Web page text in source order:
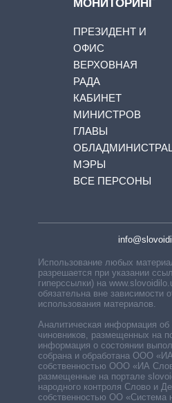
МОНИТОРИНГ
ПРЕЗИДЕНТ И
ОФИС
ВЕРХОВНАЯ
РАДА
КАБИНЕТ
МИНИСТРОВ
ГЛАВЫ
МЭРЫ
ВСЕ ПЕРСОНЫ
Использование любых
разрешается при указании
гиперссылки) на
обязательна вне зависимости
использования материалов.
Аналитическая информация
чиновников, размещенных на
информация о состоянии
собрана и обработана ООО
собственностью ООО «ИА
размещенные на портале
народного контроля Слово и
собственностью ОО «Система